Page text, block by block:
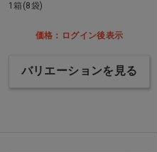
1箱(8袋)
価格：ログイン後表示
バリエーションを見る